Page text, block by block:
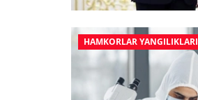
HAMKORLAR YANGILIKLARI